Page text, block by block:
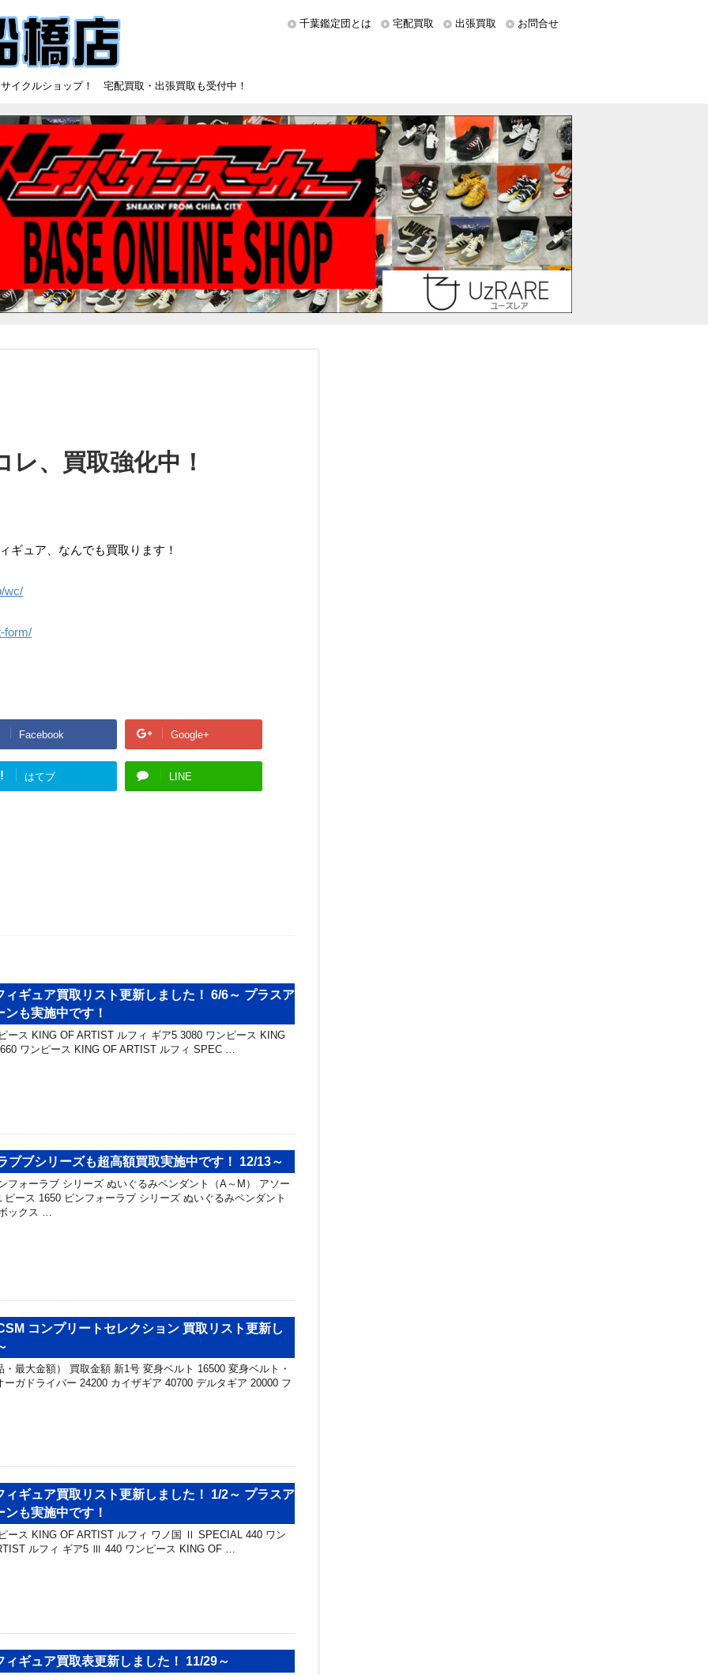
イクルショップ！ 宅配買取・出張買取も受付中！
千葉鑑定団とは 宅配買取 出張買取 お問合せ
、買取強化中！
ギュア、なんでも買取ります！
wc/
form/
Facebook Google+
はてブ LINE
ィギュア買取リスト更新しました！ 6/6～ プラスア
も実施中です！
ース KING OF ARTIST ルフィ ギア5 3080 ワンピース KING
ワンピース KING OF ARTIST ルフィ SPEC …
ブブシリーズも超高額買取実施中です！ 12/13～
フォーラブ シリーズ ぬいぐるみペンダント（A～M） アソー
ピース 1650 ピンフォーラブ シリーズ ぬいぐるみペンダント
ックス …
コンプリートセレクション 買取リスト更新し
・最大金額） 買取金額 新1号 変身ベルト 16500 変身ベルト・
ーガドライバー 24200 カイザギア 40700 デルタギア 20000 フ
ィギュア買取リスト更新しました！ 1/2～ プラスア
も実施中です！
ース KING OF ARTIST ルフィ ワノ国 Ⅱ SPECIAL 440 ワン
ルフィ ギア5 Ⅲ 440 ワンピース KING OF …
ィギュア買取表更新しました！ 11/29～